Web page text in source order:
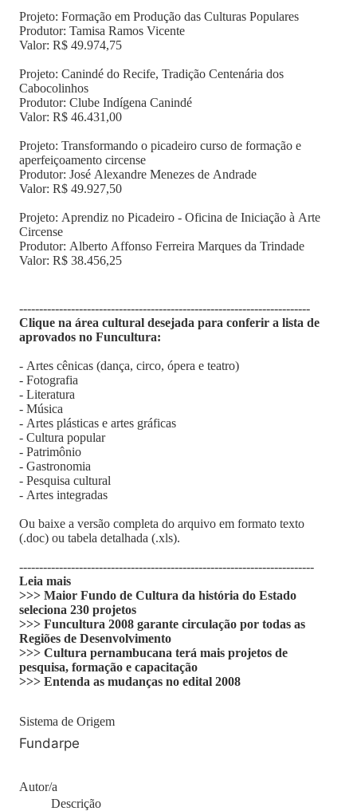
Projeto: Formação em Produção das Culturas Populares
Produtor: Tamisa Ramos Vicente
Valor: R$ 49.974,75
Projeto: Canindé do Recife, Tradição Centenária dos
Cabocolinhos
Produtor: Clube Indígena Canindé
Valor: R$ 46.431,00
Projeto: Transformando o picadeiro curso de formação e
aperfeiçoamento circense
Produtor: José Alexandre Menezes de Andrade
Valor: R$ 49.927,50
Projeto: Aprendiz no Picadeiro - Oficina de Iniciação à Arte
Circense
Produtor: Alberto Affonso Ferreira Marques da Trindade
Valor: R$ 38.456,25
-------------------------------------------------------------------------
Clique na área cultural desejada para conferir a lista de
aprovados no Funcultura:
- Artes cênicas (dança, circo, ópera e teatro)
- Fotografia
- Literatura
- Música
- Artes plásticas e artes gráficas
- Cultura popular
- Patrimônio
- Gastronomia
- Pesquisa cultural
- Artes integradas
Ou baixe a versão completa do arquivo em formato texto
(.doc) ou tabela detalhada (.xls).
--------------------------------------------------------------------------
Leia mais
>>> Maior Fundo de Cultura da história do Estado
seleciona 230 projetos
>>> Funcultura 2008 garante circulação por todas as
Regiões de Desenvolvimento
>>> Cultura pernambucana terá mais projetos de
pesquisa, formação e capacitação
>>> Entenda as mudanças no edital 2008
Sistema de Origem
Fundarpe
Autor/a
Descrição